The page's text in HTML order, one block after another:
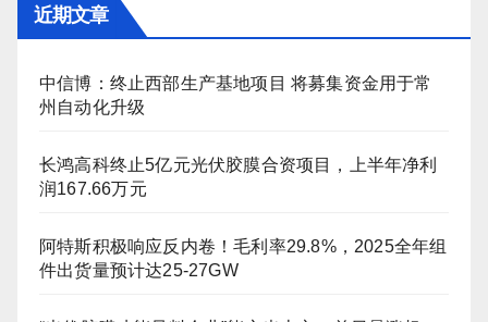
近期文章
中信博：终止西部生产基地项目 将募集资金用于常
州自动化升级
长鸿高科终止5亿元光伏胶膜合资项目，上半年净利
润167.66万元
阿特斯积极响应反内卷！毛利率29.8%，2025全年组
件出货量预计达25-27GW